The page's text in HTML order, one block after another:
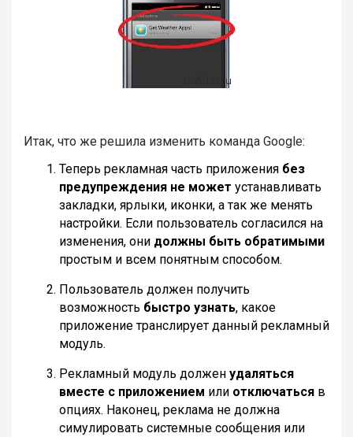
Итак, что же решила изменить команда Google:
Теперь рекламная часть приложения без
предупреждения не может устанавливать
закладки, ярлыки, иконки, а так же менять
настройки. Если пользователь согласился на
изменения, они должны быть обратимыми
простым и всем понятным способом.
Пользователь должен получить
возможность быстро узнать, какое
приложение транслирует данный рекламный
модуль.
Рекламный модуль должен удаляться
вместе с приложением или отключаться в
опциях. Наконец, реклама не должна
симулировать системные сообщения или